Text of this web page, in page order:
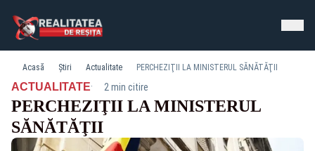
Acasă Știri Actualitate PERCHEZIŢII LA MINISTERUL SĂNĂTĂŢII
ACTUALITATE· 2 min citire
PERCHEZIŢII LA MINISTERUL
SĂNĂTĂŢII